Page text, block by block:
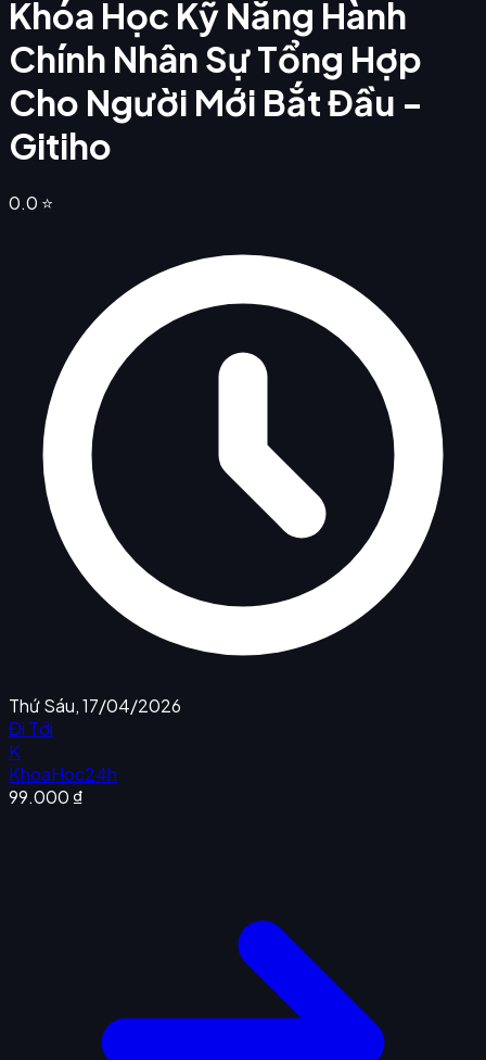
Khóa Học Kỹ Năng Hành
Chính Nhân Sự Tổng Hợp
Cho Người Mới Bắt Đầu -
Gitiho
0.0 ⭐
Thứ Sáu, 17/04/2026
Đi Tới
K
KhoaHoc24h
99.000 ₫